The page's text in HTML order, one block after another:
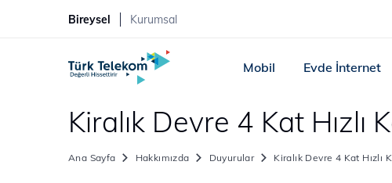
Bireysel Kurumsal
Mobil Evde İnternet
Kiralık Devre 4 Kat Hızlı
Ana Sayfa Hakkımızda Duyurular Kiralık Devre 4 Kat Hızlı